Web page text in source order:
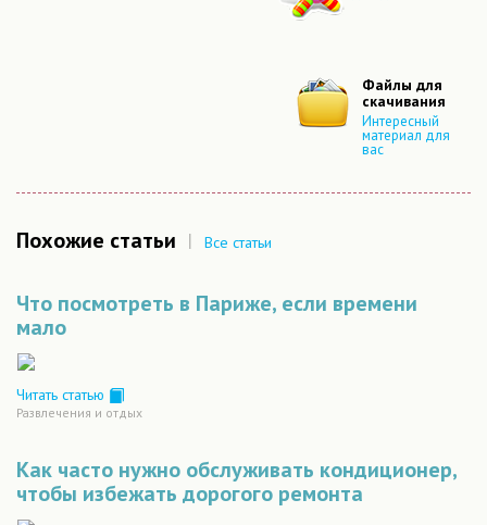
Файлы для
скачивания
Интересный
материал для
вас
Похожие статьи | Все статьи
Что посмотреть в Париже, если времени
мало
Читать статью
Развлечения и отдых
Как часто нужно обслуживать кондиционер,
чтобы избежать дорогого ремонта